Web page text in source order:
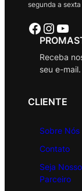
segunda a
Facebook Instagram Youtube
Receba
seu e-mail.
CLIENTE
Sobre Nós
Contato
Seja Nosso
Parceiro